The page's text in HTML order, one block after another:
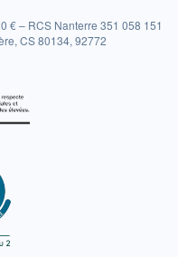
€ – RCS Nanterre 351 058 151
CS 80134, 92772